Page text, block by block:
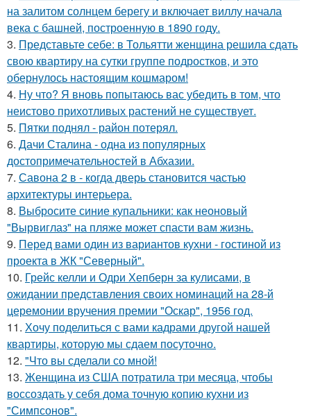
на залитом солнцем берегу и включает виллу начала
века с башней, построенную в 1890 году.
3. Представьте себе: в Тольятти женщина решила сдать
свою квартиру на сутки группе подростков, и это
обернулось настоящим кошмаром!
4. Ну что? Я вновь попытаюсь вас убедить в том, что
неистово прихотливых растений не существует.
5. Пятки поднял - район потерял.
6. Дачи Сталина - одна из популярных
достопримечательностей в Абхазии.
7. Савона 2 в - когда дверь становится частью
архитектуры интерьера.
8. Выбросите синие купальники: как неоновый
"Вырвиглаз" на пляже может спасти вам жизнь.
9. Перед вами один из вариантов кухни - гостиной из
проекта в ЖК "Северный".
10. Грейс келли и Одри Хепберн за кулисами, в
ожидании представления своих номинаций на 28-й
церемонии вручения премии "Оскар", 1956 год.
11. Хочу поделиться с вами кадрами другой нашей
квартиры, которую мы сдаем посуточно.
12. "Что вы сделали со мной!
13. Женщина из США потратила три месяца, чтобы
воссоздать у себя дома точную копию кухни из
"Симпсонов".